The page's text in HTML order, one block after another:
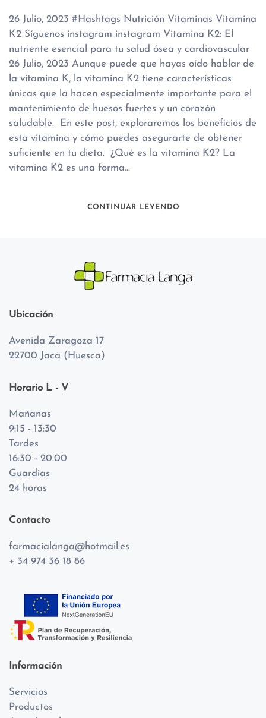
26 Julio, 2023 #Hashtags Nutrición Vitaminas Vitamina
K2 Síguenos instagram instagram Vitamina K2: El
nutriente esencial para tu salud ósea y cardiovascular
26 Julio, 2023 Aunque puede que hayas oído hablar de
la vitamina K, la vitamina K2 tiene características
únicas que la hacen especialmente importante para el
mantenimiento de huesos fuertes y un corazón
saludable. En este post, exploraremos los beneficios de
esta vitamina y cómo puedes asegurarte de obtener
suficiente en tu dieta. ¿Qué es la vitamina K2? La
vitamina K2 es una forma...
CONTINUAR LEYENDO
Ubicación
Avenida Zaragoza 17
22700 Jaca (Huesca)
Horario L - V
Mañanas
9:15 - 13:30
Tardes
16:30 – 20:00
Guardias
24 horas
Contacto
farmacialanga@hotmail.es
+ 34 974 36 18 86
Información
Servicios
Productos